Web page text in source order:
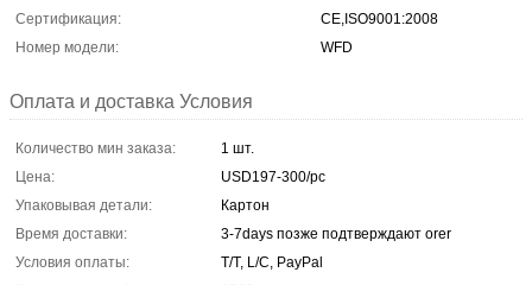
Сертификация:
CE,ISO9001:2008
Номер модели:
WFD
Оплата и доставка Условия
Количество мин заказа:
1 шт.
Цена:
USD197-300/pc
Упаковывая детали:
Картон
Время доставки:
3-7days позже подтверждают orer
Условия оплаты:
T/T, L/C, PayPal